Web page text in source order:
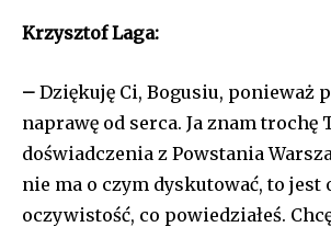
Krzysztof Laga:
– Dziękuję Ci, Bogusiu, ponieważ
naprawę od serca. Ja znam trochę
doświadczenia z Powstania
nie ma o czym dyskutować, to jest
oczywistość, co powiedziałeś.